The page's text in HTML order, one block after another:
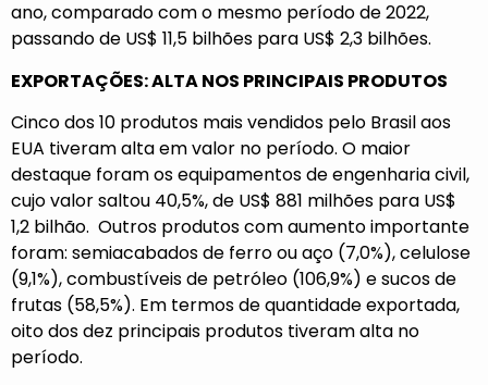
ano, comparado com o mesmo período de 2022,
passando de US$ 11,5 bilhões para US$ 2,3 bilhões.
EXPORTAÇÕES: ALTA NOS PRINCIPAIS PRODUTOS
Cinco dos 10 produtos mais vendidos pelo Brasil aos
EUA tiveram alta em valor no período. O maior
destaque foram os equipamentos de engenharia civil,
cujo valor saltou 40,5%, de US$ 881 milhões para US$
1,2 bilhão. Outros produtos com aumento importante
foram: semiacabados de ferro ou aço (7,0%), celulose
(9,1%), combustíveis de petróleo (106,9%) e sucos de
frutas (58,5%). Em termos de quantidade exportada,
oito dos dez principais produtos tiveram alta no
período.